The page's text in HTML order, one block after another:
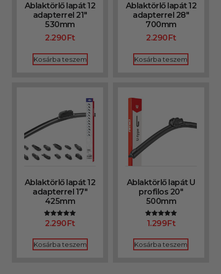
Ablaktörlő lapát 12
adapterrel 21″
530mm
2.290Ft
Kosárba teszem
Ablaktörlő lapát 12
adapterrel 28″
700mm
2.290Ft
Kosárba teszem
Ablaktörlő lapát 12
adapterrel 17″
425mm
Értékelés:
5.00
2.290Ft
Kosárba teszem
Ablaktörlő lapát U
profilos 20″
500mm
Értékelés:
5.00
1.299Ft
Kosárba teszem